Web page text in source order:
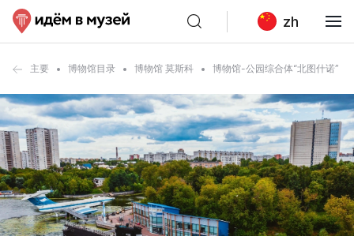
zh
主要 博物馆目录 博物馆 莫斯科 博物馆-公园综合体“北图什诺”